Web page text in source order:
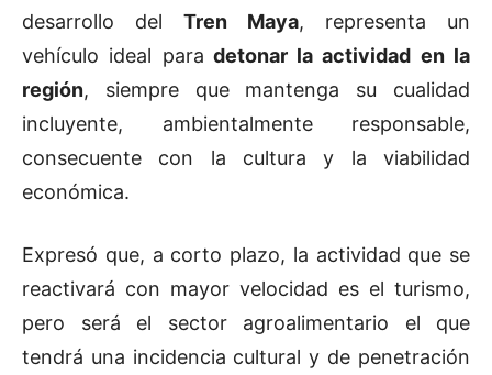
desarrollo del Tren Maya, representa un
vehículo ideal para detonar la actividad en la
región, siempre que mantenga su cualidad
incluyente, ambientalmente responsable,
consecuente con la cultura y la viabilidad
económica.
Expresó que, a corto plazo, la actividad que se
reactivará con mayor velocidad es el turismo,
pero será el sector agroalimentario el que
tendrá una incidencia cultural y de penetración